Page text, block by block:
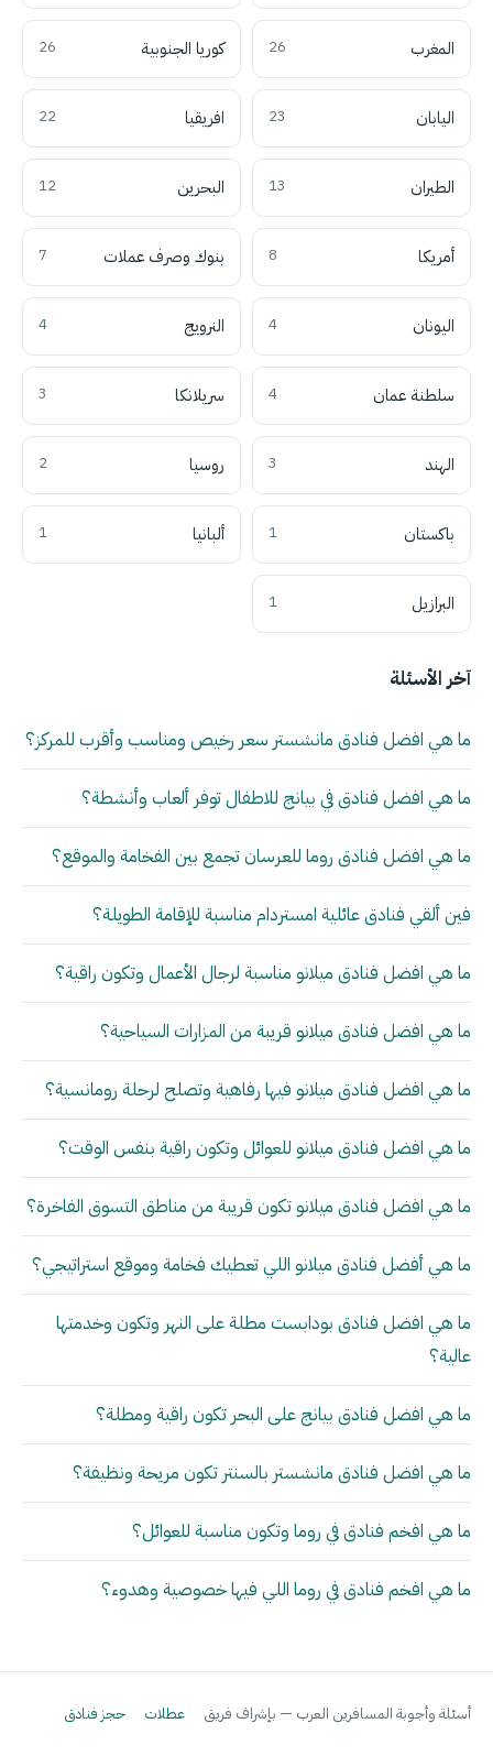
المغرب 26 كوريا الجنوبية 26
اليابان 23 افريقيا 22
الطيران 13 البحرين 12
أمريكا 8 بنوك وصرف عملات 7
اليونان 4 النرويج 4
سلطنة عمان 4 سريلانكا 3
الهند 3 روسيا 2
باكستان 1 ألبانيا 1
البرازيل 1
آخر الأسئلة
ما هي افضل فنادق مانشستر سعر رخيص ومناسب وأقرب للمركز؟
ما هي افضل فنادق في بيانج للاطفال توفر ألعاب وأنشطة؟
ما هي افضل فنادق روما للعرسان تجمع بين الفخامة والموقع؟
فين ألقي فنادق عائلية امستردام مناسبة للإقامة الطويلة؟
ما هي افضل فنادق ميلانو مناسبة لرجال الأعمال وتكون راقية؟
ما هي افضل فنادق ميلانو قريبة من المزارات السياحية؟
ما هي افضل فنادق ميلانو فيها رفاهية وتصلح لرحلة رومانسية؟
ما هي افضل فنادق ميلانو للعوائل وتكون راقية بنفس الوقت؟
ما هي افضل فنادق ميلانو تكون قريبة من مناطق التسوق الفاخرة؟
ما هي أفضل فنادق ميلانو اللي تعطيك فخامة وموقع استراتيجي؟
ما هي افضل فنادق بودابست مطلة على النهر وتكون وخدمتها
عالية؟
ما هي افضل فنادق بيانج على البحر تكون راقية ومطلة؟
ما هي افضل فنادق مانشستر بالسنتر تكون مريحة ونظيفة؟
ما هي افخم فنادق في روما وتكون مناسبة للعوائل؟
ما هي افخم فنادق في روما اللي فيها خصوصية وهدوء؟
أسئلة وأجوبة المسافرين العرب — بإشراف فريق عطلات حجز فنادق